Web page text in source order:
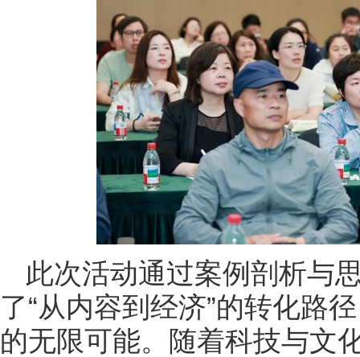
此次活动通过案例剖析与
了“从内容到经济”的转化路
的无限可能。随着科技与文